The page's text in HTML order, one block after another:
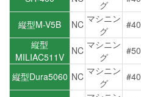
グ
縦型M-V5B NC マシニン
グ
#40
縦型
MILIAC511V
NC マシニン
グ
#50
縦型Dura5060 NC マシニン
グ
#40